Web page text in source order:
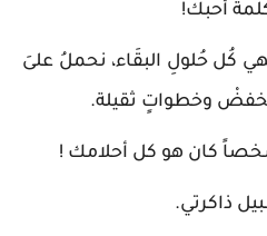
أحبك!
كُل حُلولِ البقَاء، نحملُ علىَ
وخطواتٍ ثقيلة.
كان هو كل أحلامك !
ذاكرتي.